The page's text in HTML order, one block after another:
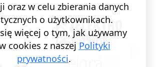
oraz w celu zbierania danych
o użytkownikach.
więcej o tym, jak używamy
cookies z naszej Polityki
prywatności.